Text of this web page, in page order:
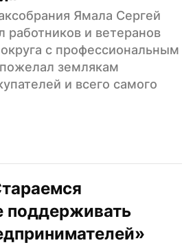
Ямала Сергей
работников и ветеранов
с профессиональным
землякам
и всего самого
поддерживать